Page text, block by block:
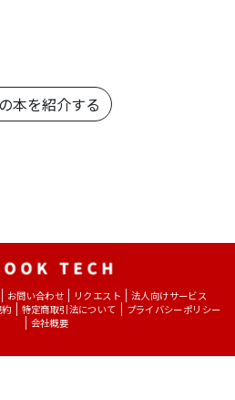
本を紹介する
お問い合わせ リクエスト
法人向けサービス
特定商取引法について
プライバシーポリシー
会社概要